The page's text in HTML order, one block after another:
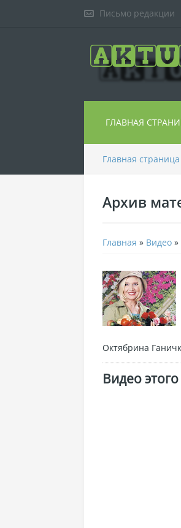
Письмо редакции
ГЛАВНАЯ
Главная страница
Архив
Главная » Видео »
Октябрина
Видео